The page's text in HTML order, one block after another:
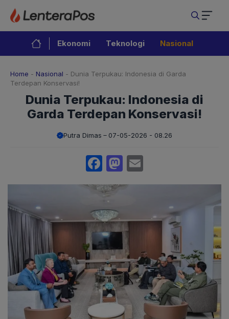
Langsung
isi
Ekonomi Teknologi Nasional
Home - Nasional - Dunia Terpukau: Indonesia di Garda
Terdepan Konservasi!
Dunia Terpukau: Indonesia di
Garda Terdepan Konservasi!
Putra Dimas 07-05-2026 - 08.26
Facebook
Mastodon